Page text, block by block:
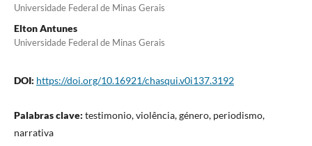
Universidade Federal de Minas Gerais
Elton Antunes
Universidade Federal de Minas Gerais
DOI: https://doi.org/10.16921/chasqui.v0i137.3192
Palabras clave: testimonio, violência, género, periodismo,
narrativa